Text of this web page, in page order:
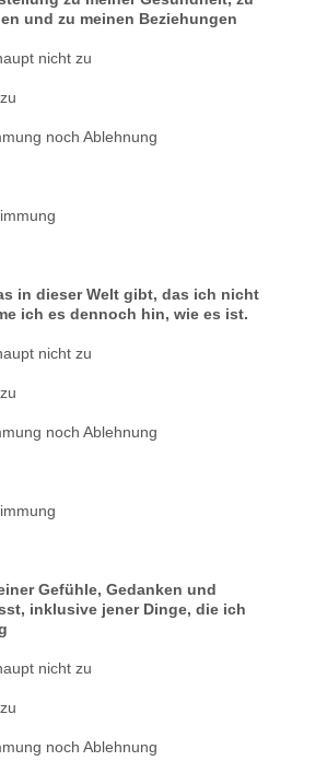
und zu meinen Beziehungen
nicht zu
noch Ablehnung
in dieser Welt gibt, das ich nicht
ich es dennoch hin, wie es ist.
nicht zu
noch Ablehnung
Gefühle, Gedanken und
inklusive jener Dinge, die ich
nicht zu
noch Ablehnung